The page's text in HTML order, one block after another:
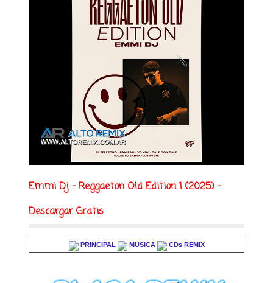
Emmi Dj - Reggaeton Old Edition 1 (2025) -
Descargar Gratis
PRINCIPAL MUSICA CDs REMIX